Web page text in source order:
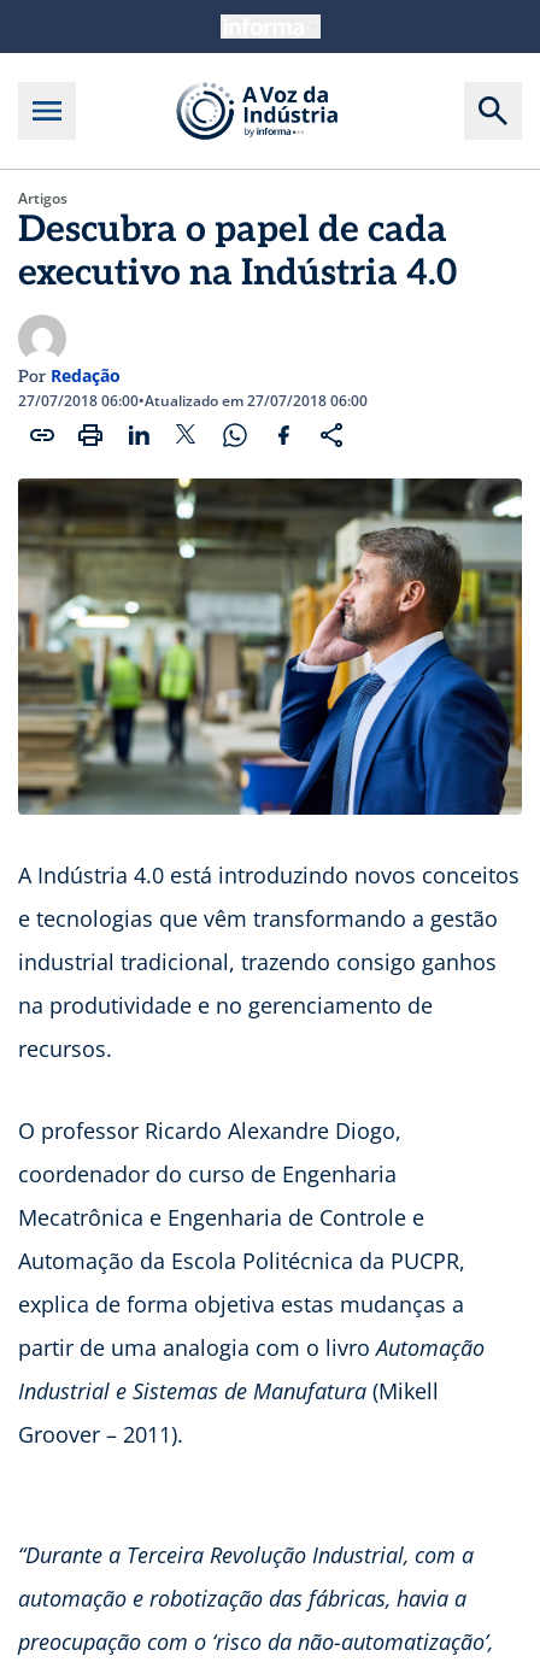
Artigos
Descubra o papel de cada
executivo na Indústria 4.0
Por Redação
27/07/2018 06:00•Atualizado em 27/07/2018 06:00
A Indústria 4.0 está introduzindo novos conceitos
e tecnologias que vêm transformando a gestão
industrial tradicional, trazendo consigo ganhos
na produtividade e no gerenciamento de
recursos.
O professor Ricardo Alexandre Diogo,
coordenador do curso de Engenharia
Mecatrônica e Engenharia de Controle e
Automação da Escola Politécnica da PUCPR,
explica de forma objetiva estas mudanças a
partir de uma analogia com o livroAutomação
Industrial e Sistemas de Manufatura (Mikell
Groover – 2011).
“Durante a Terceira Revolução Industrial, com a
automação e robotização das fábricas, havia a
preocupação com o ‘risco da não-automatização’,